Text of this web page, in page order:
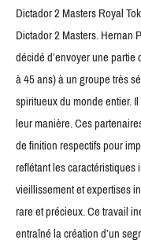
Dictador 2 Masters Royal
Dictador 2 Masters. Hernan
décidé d’envoyer une
à 45 ans) à un groupe très
spiritueux du monde entier.
leur manière. Ces
de finition respectifs pour
reflétant les
vieillissement et expertises
rare et précieux. Ce travail
entraîné la création d’un